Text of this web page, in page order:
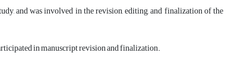
and was involved in the revision, editing, and finalization of the
in manuscript revision and finalization.